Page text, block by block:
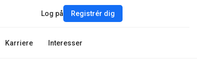
Karriere Interesser
Log på Registrér dig